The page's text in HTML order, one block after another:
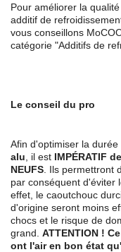
Pour améliorer la
additif de
vous conseillons
catégorie "Additifs de
Le conseil du pro
Afin d'optimiser la
alu , il est IMPÉRATIF
NEUFS . Ils permettront
par conséquent d'éviter
effet, le caoutchouc
d'origine seront moins
chocs et le risque de
grand. ATTENTION !
ont l'air en bon état